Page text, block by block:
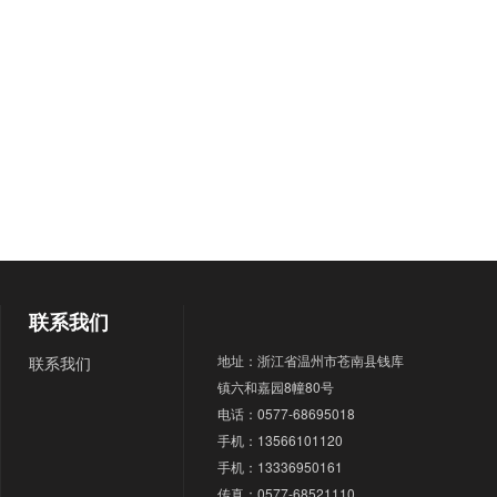
联系我们
联系我们
地址：浙江省温州市苍南县钱库
镇六和嘉园8幢80号
电话：0577-68695018
手机：13566101120
手机：13336950161
传真：0577-68521110